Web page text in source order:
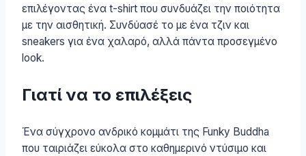
επιλέγοντας ένα t-shirt που συνδυάζει την ποιότητα
με την αισθητική. Συνδύασέ το με ένα τζιν και
sneakers για ένα χαλαρό, αλλά πάντα προσεγμένο
look.
Γιατί να το επιλέξεις
Ένα σύγχρονο ανδρικό κομμάτι της Funky Buddha
που ταιριάζει εύκολα στο καθημερινό ντύσιμο και